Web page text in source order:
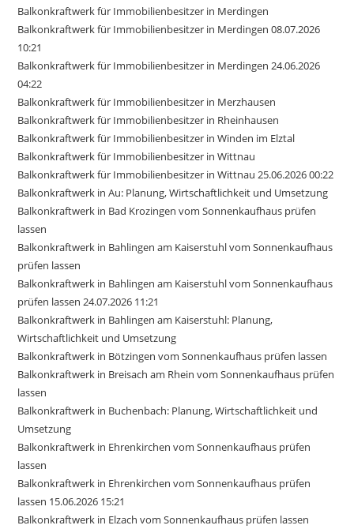
Balkonkraftwerk für Immobilienbesitzer in Merdingen
Balkonkraftwerk für Immobilienbesitzer in Merdingen 08.07.2026
10:21
Balkonkraftwerk für Immobilienbesitzer in Merdingen 24.06.2026
04:22
Balkonkraftwerk für Immobilienbesitzer in Merzhausen
Balkonkraftwerk für Immobilienbesitzer in Rheinhausen
Balkonkraftwerk für Immobilienbesitzer in Winden im Elztal
Balkonkraftwerk für Immobilienbesitzer in Wittnau
Balkonkraftwerk für Immobilienbesitzer in Wittnau 25.06.2026 00:22
Balkonkraftwerk in Au: Planung, Wirtschaftlichkeit und Umsetzung
Balkonkraftwerk in Bad Krozingen vom Sonnenkaufhaus prüfen
lassen
Balkonkraftwerk in Bahlingen am Kaiserstuhl vom Sonnenkaufhaus
prüfen lassen
Balkonkraftwerk in Bahlingen am Kaiserstuhl vom Sonnenkaufhaus
prüfen lassen 24.07.2026 11:21
Balkonkraftwerk in Bahlingen am Kaiserstuhl: Planung,
Wirtschaftlichkeit und Umsetzung
Balkonkraftwerk in Bötzingen vom Sonnenkaufhaus prüfen lassen
Balkonkraftwerk in Breisach am Rhein vom Sonnenkaufhaus prüfen
lassen
Balkonkraftwerk in Buchenbach: Planung, Wirtschaftlichkeit und
Umsetzung
Balkonkraftwerk in Ehrenkirchen vom Sonnenkaufhaus prüfen
lassen
Balkonkraftwerk in Ehrenkirchen vom Sonnenkaufhaus prüfen
lassen 15.06.2026 15:21
Balkonkraftwerk in Elzach vom Sonnenkaufhaus prüfen lassen